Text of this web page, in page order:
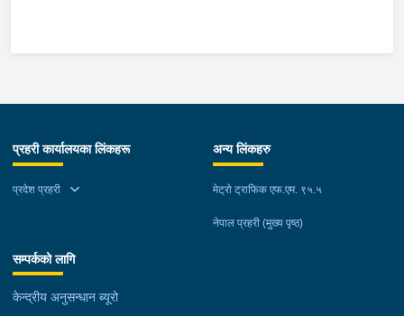
प्रहरी कार्यालयका लिंकहरू
प्रदेश प्रहरी
अन्य लिंकहरु
मेट्रो ट्राफिक एफ.एम. ९५.५
नेपाल प्रहरी (मुख्य पृष्ठ)
सम्पर्कको लागि
केन्द्रीय अनुसन्धान ब्यूरो